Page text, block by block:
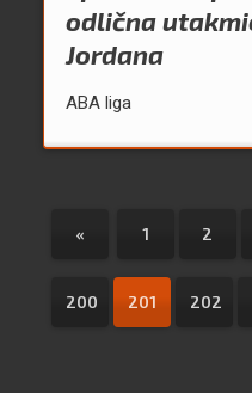
odlična
Jordana
ABA liga
« 1 2
200 201 202